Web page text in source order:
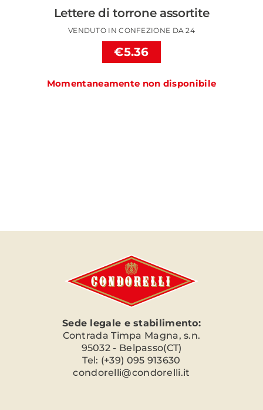
Lettere di torrone assortite
VENDUTO IN CONFEZIONE DA 24
€5.36
Momentaneamente non disponibile
Sede legale e stabilimento:
Contrada Timpa Magna, s.n.
95032 - Belpasso(CT)
Tel: (+39) 095 913630
condorelli@condorelli.it